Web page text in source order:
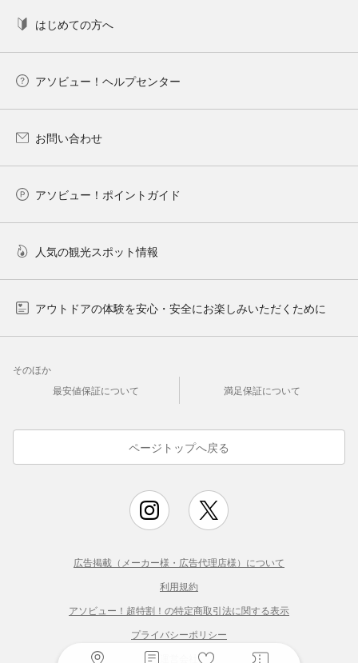
はじめての方へ
アソビュー！ヘルプセンター
お問い合わせ
アソビュー！ポイントガイド
人気の観光スポット情報
アウトドアの体験を安心・安全にお楽しみいただくために
そのほか
最安値保証について
満足保証について
ページトップへ戻る
広告掲載（メーカー様・広告代理店様）について
利用規約
アソビュー！超特割！の特定商取引法に関する表示
プライバシーポリシー